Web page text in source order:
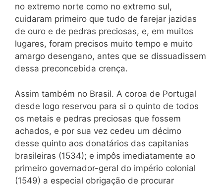
no extremo norte como no extremo sul,
cuidaram primeiro que tudo de farejar jazidas
de ouro e de pedras preciosas, e, em muitos
lugares, foram precisos muito tempo e muito
amargo desengano, antes que se dissuadissem
dessa preconcebida crença.
Assim também no Brasil. A coroa de Portugal
desde logo reservou para si o quinto de todos
os metais e pedras preciosas que fossem
achados, e por sua vez cedeu um décimo
desse quinto aos donatários das capitanias
brasileiras (1534); e impôs imediatamente ao
primeiro governador-geral do império colonial
(1549) a especial obrigação de procurar